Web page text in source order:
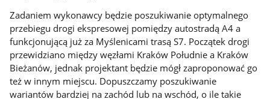
Zadaniem wykonawcy będzie poszukiwanie optymalnego
przebiegu drogi ekspresowej pomiędzy autostradą A4 a
funkcjonującą już za Myślenicami trasą S7. Początek drogi
przewidziano między węzłami Kraków Południe a Kraków
Bieżanów, jednak projektant będzie mógł zaproponować go
też w innym miejscu. Dopuszczamy poszukiwanie
wariantów bardziej na zachód lub na wschód, o ile takie